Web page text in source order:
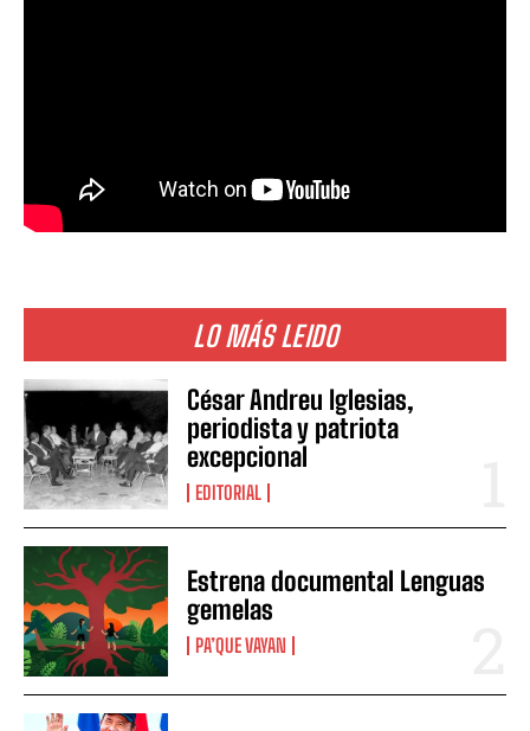
LO MÁS LEIDO
César Andreu Iglesias,
periodista y patriota
excepcional
EDITORIAL
Estrena documental Lenguas
gemelas
PA’QUE VAYAN